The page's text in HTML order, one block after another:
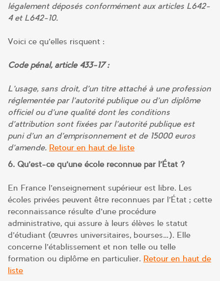
légalement déposés conformément aux articles L642-
4 et L642-10.
Voici ce qu’elles risquent :
Code pénal, article 433-17 :
L’usage, sans droit, d’un titre attaché à une profession
réglementée par l’autorité publique ou d’un diplôme
officiel ou d’une qualité dont les conditions
d’attribution sont fixées par l’autorité publique est
puni d’un an d’emprisonnement et de 15000 euros
d’amende. Retour en haut de liste
6. Qu’est-ce qu’une école reconnue par l’État ?
En France l’enseignement supérieur est libre. Les
écoles privées peuvent être reconnues par l’État ; cette
reconnaissance résulte d’une procédure
administrative, qui assure à leurs élèves le statut
d’étudiant (œuvres universitaires, bourses…). Elle
concerne l’établissement et non telle ou telle
formation ou diplôme en particulier. Retour en haut de
liste